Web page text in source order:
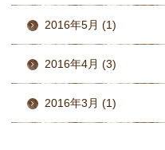
2016年5月 (1)
2016年4月 (3)
2016年3月 (1)